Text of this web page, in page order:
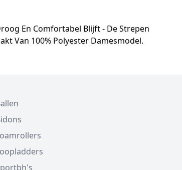
En Comfortabel Blijft - De Strepen
Van 100% Polyester Damesmodel.